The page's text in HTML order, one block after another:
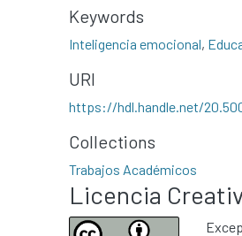
Keywords
Inteligencia emocional,
URI
https://hdl.handle.net/
Collections
Trabajos Académicos
Licencia